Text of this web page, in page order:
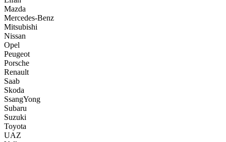
Mazda
Mercedes-Benz
Mitsubishi
Nissan
Opel
Peugeot
Porsche
Renault
Saab
Skoda
SsangYong
Subaru
Suzuki
Toyota
UAZ